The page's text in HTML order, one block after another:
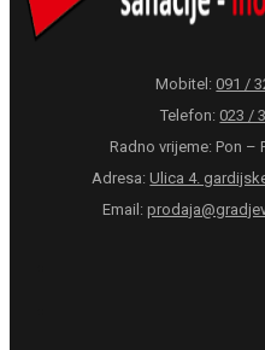
Mobitel:091 /
Telefon:023 /
Radno vrijeme: Pon –
Adresa:Ulica 4.
Email: